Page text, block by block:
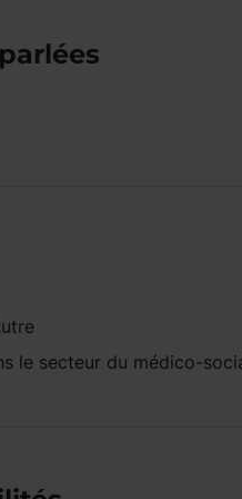
le secteur du médico-